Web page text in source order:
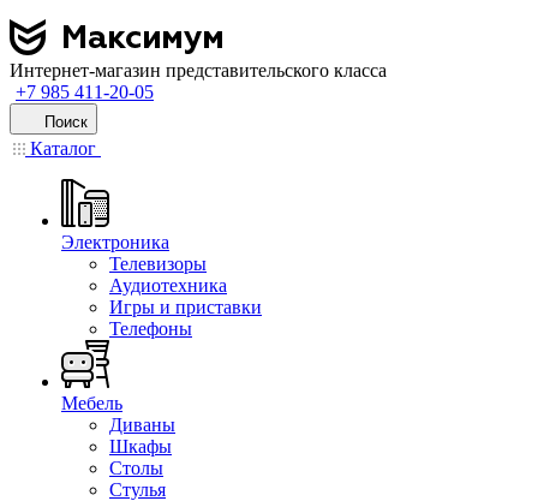
Интернет-магазин представительского класса
+7 985 411-20-05
Поиск
Каталог
Электроника
Телевизоры
Аудиотехника
Игры и приставки
Телефоны
Мебель
Диваны
Шкафы
Столы
Стулья